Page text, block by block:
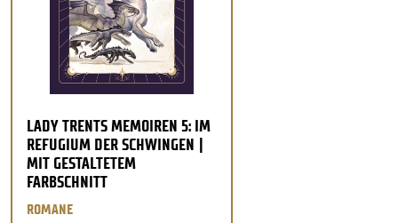
LADY TRENTS MEMOIREN 5: IM
REFUGIUM DER SCHWINGEN |
MIT GESTALTETEM
FARBSCHNITT
ROMANE